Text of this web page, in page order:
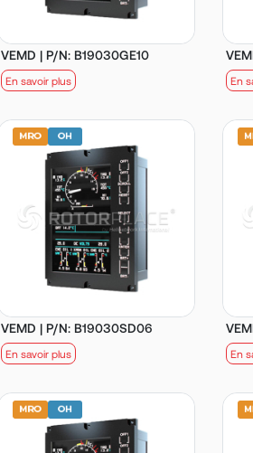
VEMD | P/N: B19030GE10
En savoir plus En
VEMD | P/N: B19030SD06
En savoir plus En